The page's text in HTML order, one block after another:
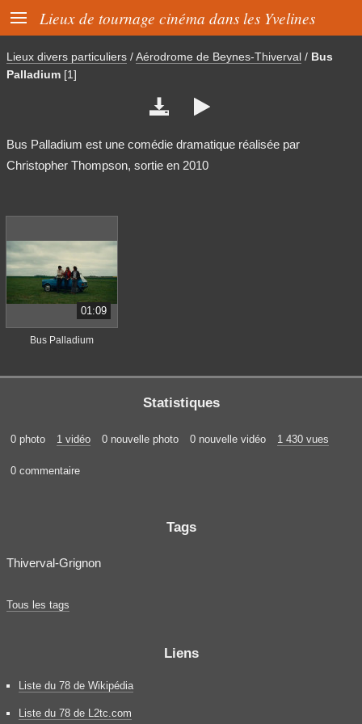
 Lieux de tournage cinéma dans les Yvelines
Lieux divers particuliers /Aérodrome de Beynes-Thiverval / Bus
Palladium [1]
 
Bus Palladium est une comédie dramatique réalisée par
Christopher Thompson, sortie en 2010
01:09
Bus Palladium
Statistiques
0 photo 1 vidéo 0 nouvelle photo 0 nouvelle vidéo 1 430 vues
0 commentaire
Tags
Thiverval-Grignon
Tous les tags
Liens
Liste du 78 de Wikipédia
Liste du 78 de L2tc.com